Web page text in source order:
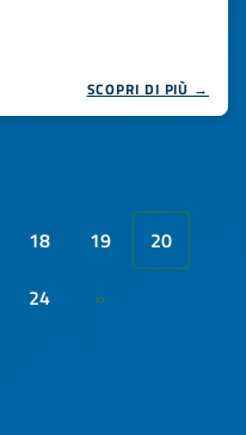
SCOPRI DI PIÙ →
18 19
20
24 »